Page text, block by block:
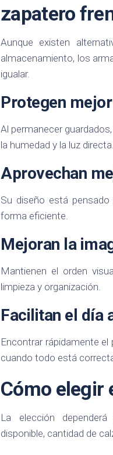
zapatero
Aunque existen
almacenamiento, los
igualar.
Protegen
Al permanecer
la humedad y la luz directa.
Aprovechan
Su diseño está
forma eficiente.
Mejoran la
Mantienen el orden
limpieza y organización.
Facilitan el día
Encontrar rápidamente
cuando todo está
Cómo elegir
La elección
disponible, cantidad de